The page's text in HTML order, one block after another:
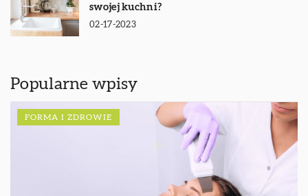
swojej kuchni?
02-17-2023
Popularne wpisy
FORMA I ZDROWIE